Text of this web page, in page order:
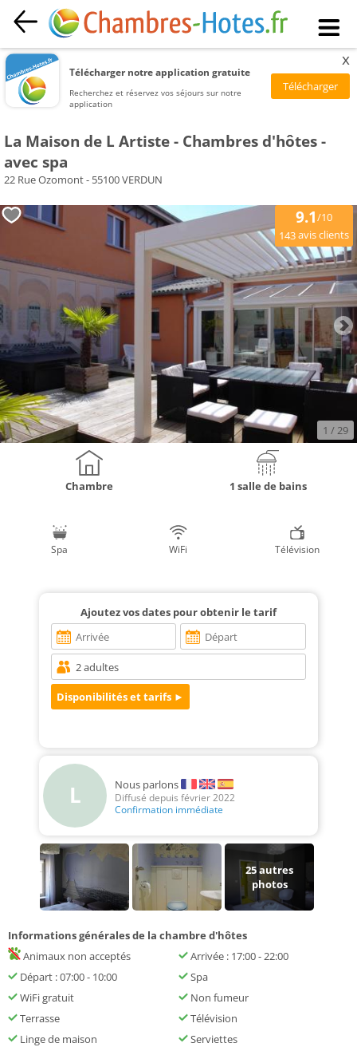
Télécharger notre application gratuite
Recherchez et réservez vos séjours sur notre
application
x
La Maison de L Artiste - Chambres d'hôtes -
avec spa
22 Rue Ozomont - 55100 VERDUN
9.1/10
143avis clients
1 / 29
Chambre 1 salle de bains
Spa WiFi Télévision
Ajoutez vos dates pour obtenir le tarif
L Nous parlons
Diffusé depuis février 2022
Confirmation immédiate
25autres
photos
Informations générales de la chambre d'hôtes
Animaux non acceptés
Arrivée : 17:00 - 22:00
Départ : 07:00 - 10:00
Spa
WiFi gratuit
Non fumeur
Terrasse
Télévision
Linge de maison
Serviettes